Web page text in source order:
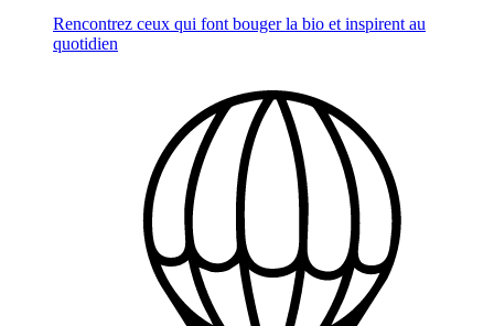
Rencontrez ceux qui font bouger la bio et inspirent au
quotidien